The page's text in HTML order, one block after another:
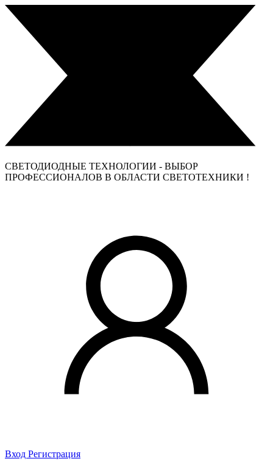
СВЕТОДИОДНЫЕ ТЕХНОЛОГИИ - ВЫБОР
ПРОФЕССИОНАЛОВ В ОБЛАСТИ СВЕТОТЕХНИКИ !
Вход Регистрация